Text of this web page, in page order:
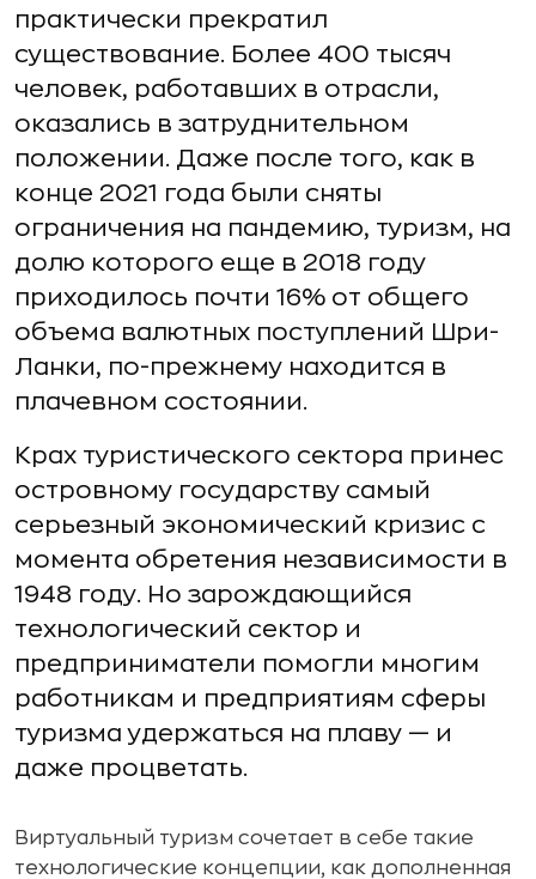
практически прекратил
существование. Более 400 тысяч
человек, работавших в отрасли,
оказались в затруднительном
положении. Даже после того, как в
конце 2021 года были сняты
ограничения на пандемию, туризм, на
долю которого еще в 2018 году
приходилось почти 16% от общего
объема валютных поступлений Шри-
Ланки, по-прежнему находится в
плачевном состоянии.
Крах туристического сектора принес
островному государству самый
серьезный экономический кризис с
момента обретения независимости в
1948 году. Но зарождающийся
технологический сектор и
предприниматели помогли многим
работникам и предприятиям сферы
туризма удержаться на плаву — и
даже процветать.
Виртуальный туризм сочетает в себе такие
технологические концепции, как дополненная